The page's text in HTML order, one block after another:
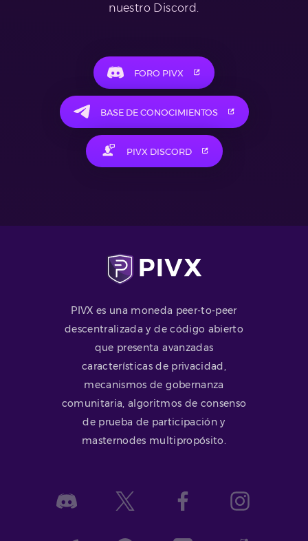
nuestro Discord.
FORO PIVX
BASE DE CONOCIMIENTOS
PIVX DISCORD
PIVX es una moneda peer-to-peer
descentralizada y de código abierto
que presenta avanzadas
características de privacidad,
mecanismos de gobernanza
comunitaria, algoritmos de consenso
de prueba de participación y
masternodes multipropósito.